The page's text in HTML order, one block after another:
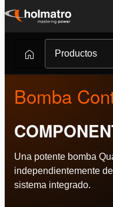
Ir
contenidoProductos
Bomba
Una potente bomba
independientemente
sistema integrado.